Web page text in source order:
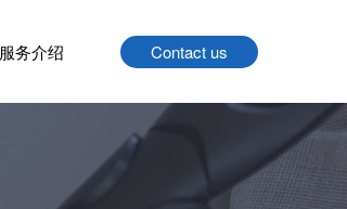
服务介绍 Contact us